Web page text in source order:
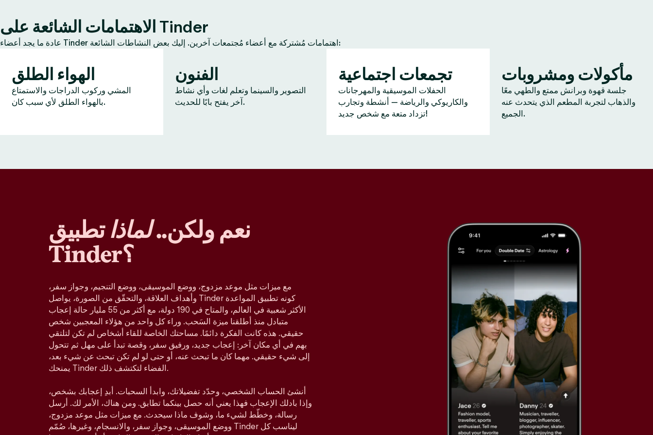
الاهتمامات الشائعة على Tinder
عادة ما يجد أعضاء Tinder اهتمامات مُشتركة مع أعضاء مُجتمعات آخرين. إليك بعض النشاطات الشائعة:
الهواء الطلق
المشي وركوب الدراجات والاستمتاع
بالهواء الطلق لأي سبب كان.
الفنون
التصوير والسينما وتعلم لغات وأي نشاط
آخر يفتح بابًا للحديث.
تجمعات اجتماعية
الحفلات الموسيقية والمهرجانات
والكاريوكي والرياضة — أنشطة وتجارب
تزداد متعة مع شخص جديد!
مأكولات ومشروبات
جلسة قهوة وبرانش ممتع والطهي معًا
والذهاب لتجربة المطعم الذي يتحدث عنه
الجميع.
نعم ولكن..لماذاتطبيق
Tinder؟
مع ميزات مثل موعد مزدوج، ووضع الموسيقى، ووضع التنجيم، وجواز سفر،
وأهداف العلاقة، والتحقّق من الصورة، يواصل Tinder كونه تطبيق المواعدة
الأكثر شعبية في العالم، والمتاح في 190 دولة، مع أكثر من 55 مليار حالة إعجاب
متبادل منذ أطلقنا ميزة السَحب. وراء كل واحد من هؤلاء المعجبين شخص
حقيقي. هذه كانت الفكرة دائمًا. مساحتك الخاصة للقاء أشخاص لم تكن لتلتقي
بهم في أي مكان آخر: إعجاب جديد، ورفيق سفر، وقصة تبدأ على مهل ثم تتحول
إلى شيء حقيقي. مهما كان ما تبحث عنه، أو حتى لو لم تكن تبحث عن شيء بعد،
يمنحك Tinder الفضاء لتكتشف ذلك.
أنشئ الحساب الشخصي، وحدّد تفضيلاتك، وابدأ السحبات. أبدِ إعجابك بشخص،
وإذا بادلك الإعجاب فهذا يعني أنه حصل بينكما تطابق. ومن هناك، الأمر لك. أرسل
رسالة، وخطّط لشيء ما، وشوف ماذا سيحدث. مع ميزات مثل موعد مزدوج،
ووضع الموسيقى، وجواز سفر، والانسجام، وغيرها، صُمّم Tinder ليناسب كل